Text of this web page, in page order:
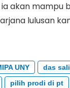
akan mampu
lulusan
UNY
das
pilih prodi di pt